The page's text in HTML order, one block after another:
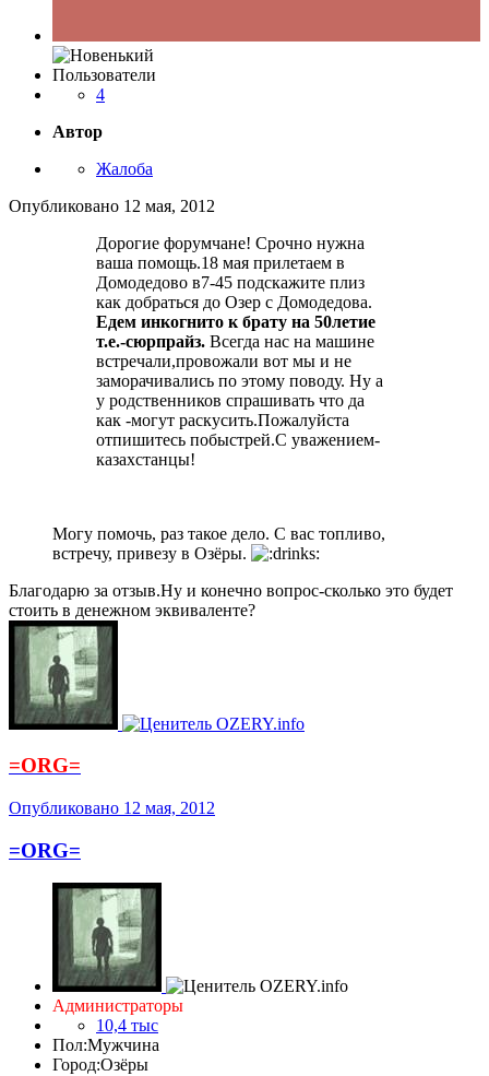
Пользователи
4
Автор
Жалоба
Опубликовано 12 мая, 2012
Дорогие форумчане! Срочно нужна
ваша помощь.18 мая прилетаем в
Домодедово в7-45 подскажите плиз
как добраться до Озер с Домодедова.
Едем инкогнито к брату на 50летие
т.е.-сюрпрайз. Всегда нас на машине
встречали,провожали вот мы и не
заморачивались по этому поводу. Ну а
у родственников спрашивать что да
как -могут раскусить.Пожалуйста
отпишитесь побыстрей.С уважением-
казахстанцы!
Могу помочь, раз такое дело. С вас топливо,
встречу, привезу в Озёры.
Благодарю за отзыв.Ну и конечно вопрос-сколько это будет
стоить в денежном эквиваленте?
=ORG=
Опубликовано 12 мая, 2012
=ORG=
Администраторы
10,4 тыс
Пол:Мужчина
Город:Озёры